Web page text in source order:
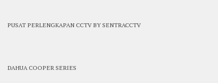
PUSAT PERLENGKAPAN CCTV BY SENTRACCTV
DAHUA COOPER SERIES